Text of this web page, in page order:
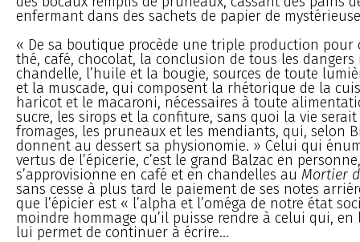
enfermant dans des sachets de papier de
« De sa boutique procède une triple production pour
thé, café, chocolat, la conclusion de tous les dangers
chandelle, l’huile et la bougie, sources de toute
et la muscade, qui composent la rhétorique de la
haricot et le macaroni, nécessaires à toute
sucre, les sirops et la confiture, sans quoi la vie
fromages, les pruneaux et les mendiants, qui, selon
donnent au dessert sa physionomie. » Celui qui
vertus de l’épicerie, c’est le grand Balzac en
s’approvisionne en café et en chandelles au Mortier
sans cesse à plus tard le paiement de ses notes
que l’épicier est « l’alpha et l’oméga de notre état
moindre hommage qu’il puisse rendre à celui qui,
lui permet de continuer à écrire...